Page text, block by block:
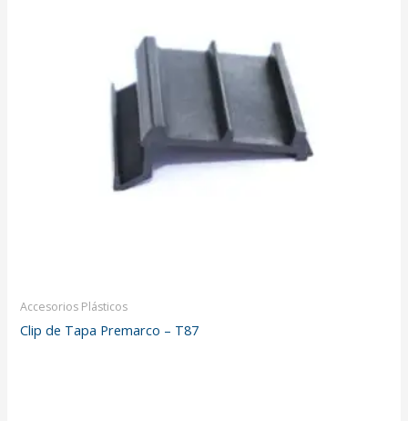
Accesorios Plásticos
Clip de Tapa Premarco – T87